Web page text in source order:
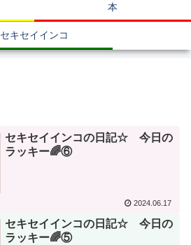
本
セキセイインコ
セキセイインコの日記☆ 今日の
ラッキー🌈⑥
2024.06.17
セキセイインコの日記☆ 今日の
ラッキー🌈⑤